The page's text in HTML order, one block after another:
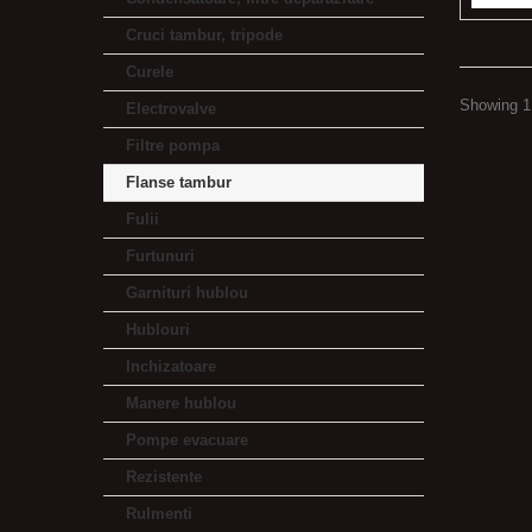
Cruci tambur, tripode
Curele
Electrovalve
Filtre pompa
Flanse tambur
Fulii
Furtunuri
Garnituri hublou
Hublouri
Inchizatoare
Manere hublou
Pompe evacuare
Rezistente
Rulmenti
Showing